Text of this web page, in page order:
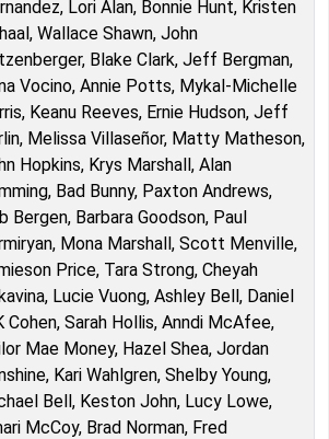
Lori Alan, Bonnie Hunt, Kristen
Wallace Shawn, John
Blake Clark, Jeff Bergman,
Vocino, Annie Potts, Mykal-Michelle
Keanu Reeves, Ernie Hudson, Jeff
Melissa Villaseñor, Matty Matheson,
Hopkins, Krys Marshall, Alan
Bad Bunny, Paxton Andrews,
Bergen, Barbara Goodson, Paul
Mona Marshall, Scott Menville,
Price, Tara Strong, Cheyah
Lucie Vuong, Ashley Bell, Daniel
Cohen, Sarah Hollis, Anndi McAfee,
Mae Money, Hazel Shea, Jordan
Kari Wahlgren, Shelby Young,
Bell, Keston John, Lucy Lowe,
McCoy, Brad Norman, Fred